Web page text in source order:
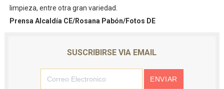
limpieza, entre otra gran variedad.
Prensa Alcaldía CE/Rosana Pabón/Fotos DE
SUSCRIBIRSE VIA EMAIL